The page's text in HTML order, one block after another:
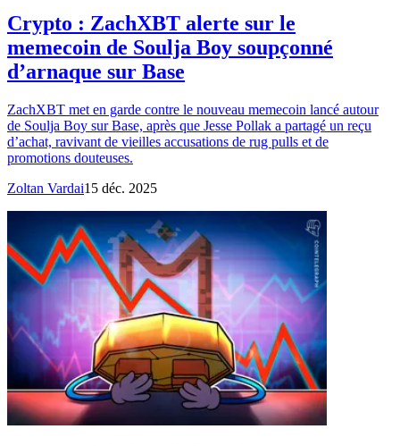
Crypto : ZachXBT alerte sur le
memecoin de Soulja Boy soupçonné
d’arnaque sur Base
ZachXBT met en garde contre le nouveau memecoin lancé autour
de Soulja Boy sur Base, après que Jesse Pollak a partagé un reçu
d’achat, ravivant de vieilles accusations de rug pulls et de
promotions douteuses.
Zoltan Vardai15 déc. 2025